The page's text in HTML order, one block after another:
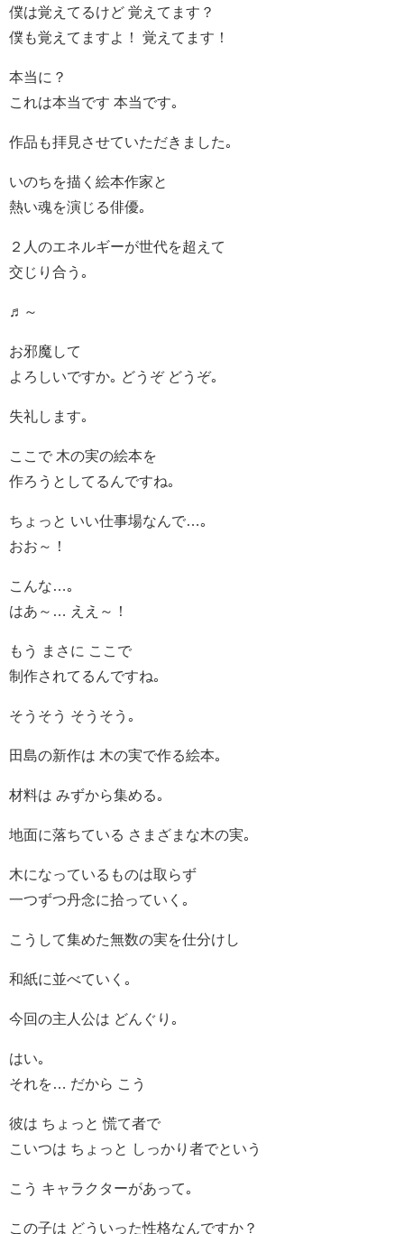
僕は覚えてるけど 覚えてます？
僕も覚えてますよ！ 覚えてます！
本当に？
これは本当です 本当です｡
作品も拝見させていただきました｡
いのちを描く絵本作家と
熱い魂を演じる俳優｡
２人のエネルギーが世代を超えて
交じり合う｡
♬～
お邪魔して
よろしいですか｡ どうぞ どうぞ｡
失礼します｡
ここで 木の実の絵本を
作ろうとしてるんですね｡
ちょっと いい仕事場なんで…｡
おお～！
こんな…｡
はあ～… ええ～！
もう まさに ここで
制作されてるんですね｡
そうそう そうそう｡
田島の新作は 木の実で作る絵本｡
材料は みずから集める｡
地面に落ちている さまざまな木の実｡
木になっているものは取らず
一つずつ丹念に拾っていく｡
こうして集めた無数の実を仕分けし
和紙に並べていく｡
今回の主人公は どんぐり｡
はい｡
それを… だから こう
彼は ちょっと 慌て者で
こいつは ちょっと しっかり者でという
こう キャラクターがあって｡
この子は どういった性格なんですか？